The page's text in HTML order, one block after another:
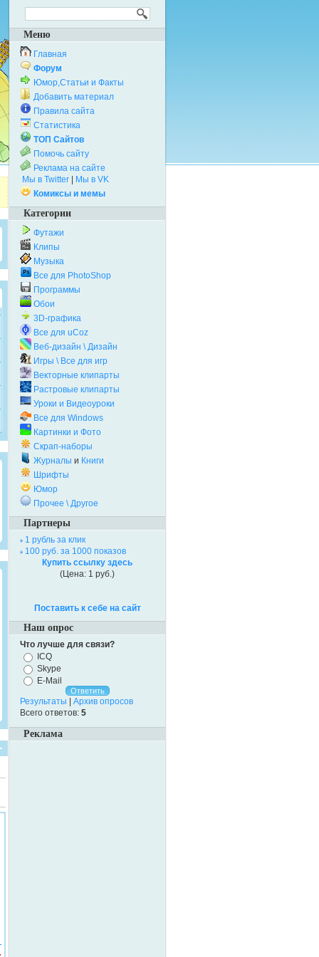
Меню
Главная
Форум
Юмор,Статьи и Факты
Добавить материал
Правила сайта
Статистика
ТОП Сайтов
Помочь сайту
Реклама на сайте
Мы в Twitter
Мы в VK
Комиксы и мемы
Категории
Футажи
Клипы
Музыка
Все для PhotoShop
Программы
Обои
3D-графика
Все для uCoz
Веб-дизайн \ Дизайн
Игры \ Все для игр
Векторные клипарты
Растровые клипарты
Уроки и Видеоуроки
Все для Windows
Картинки и Фото
Скрап-наборы
Журналы и Книги
Шрифты
Юмор
Прочее \ Другое
Партнеры
1 рубль за клик
100 руб. за 1000 показов
Купить ссылку здесь
(Цена: 1 руб.)
Поставить к себе на сайт
Наш опрос
Что лучше для связи?
ICQ
Skype
E-Mail
Результаты
Архив опросов
Всего ответов: 5
Реклама